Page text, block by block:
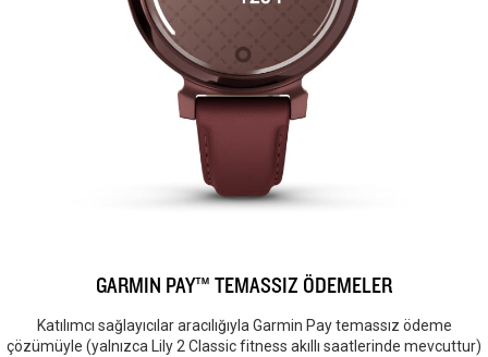
GARMIN PAY™ TEMASSIZ ÖDEMELER
Katılımcı sağlayıcılar aracılığıyla Garmin Pay temassız ödeme
çözümüyle (yalnızca Lily 2 Classic fitness akıllı saatlerinde mevcuttur)